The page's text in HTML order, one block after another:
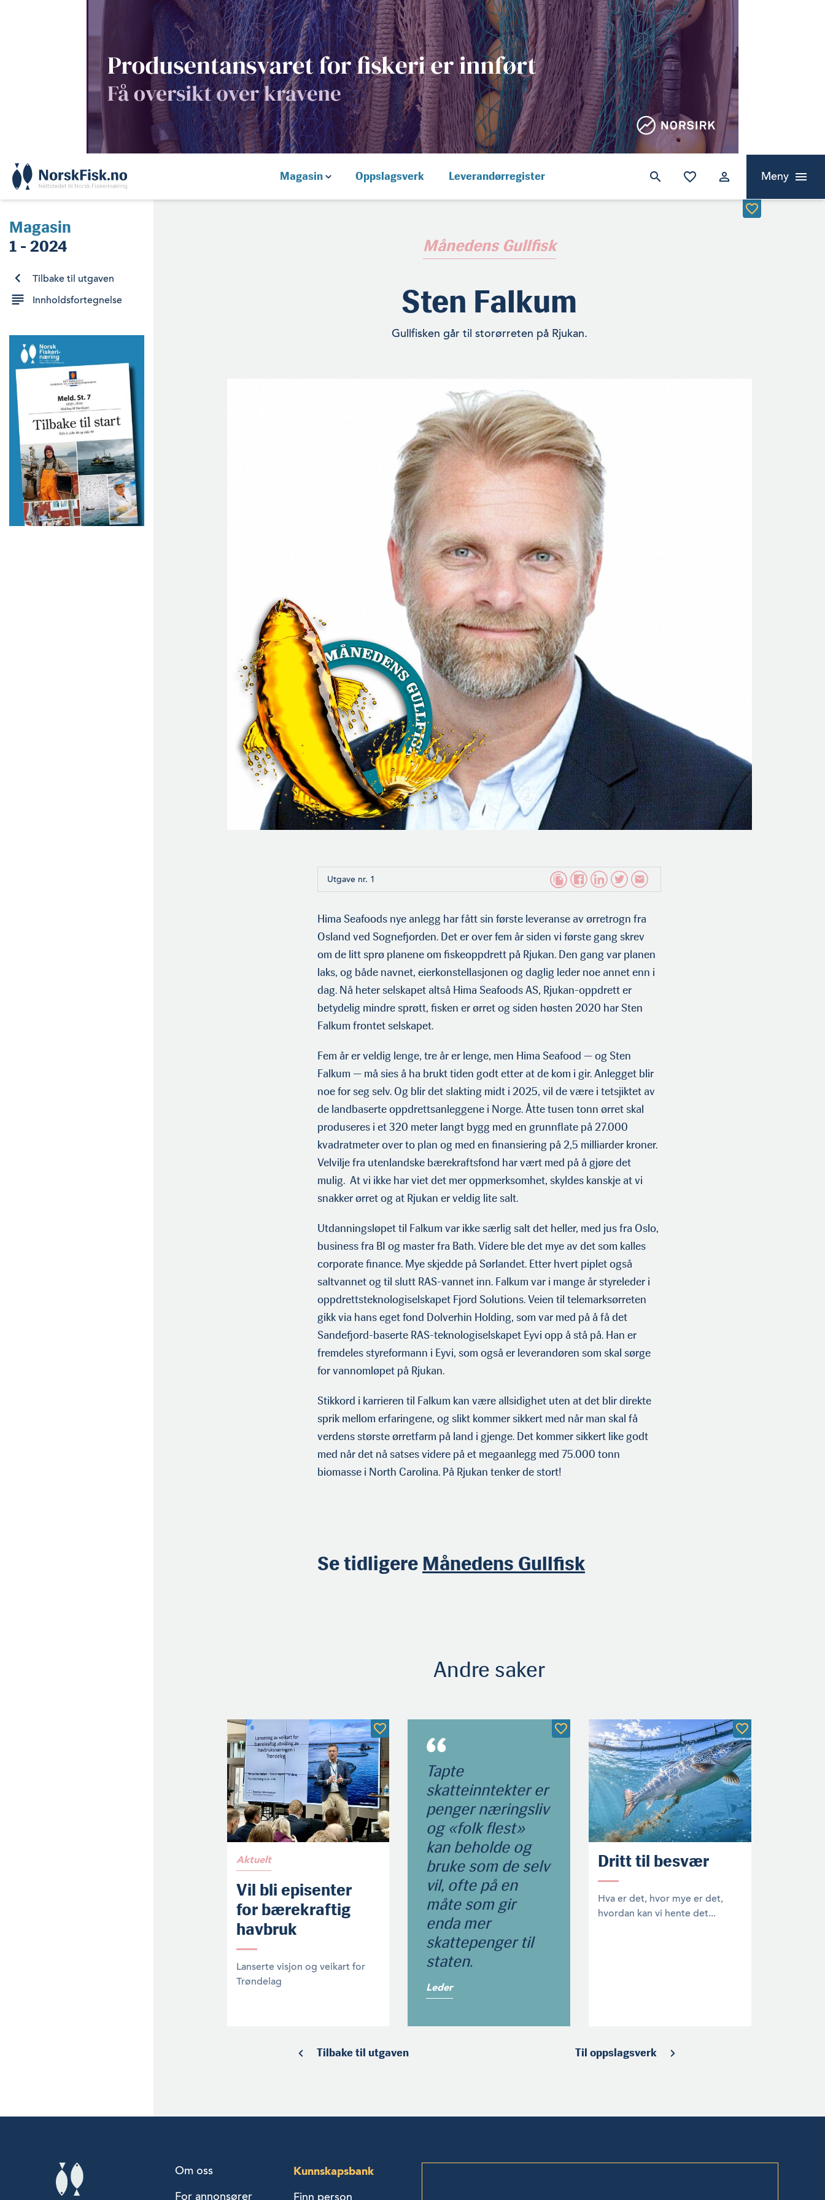
Magasin Oppslagsverk Leverandørregister Meny
Magasin
1 - 2024
Tilbake til utgaven
Innholdsfortegnelse
Månedens Gullfisk
Sten Falkum
Gullfisken går til storørreten på Rjukan.
Utgave nr. 1
Hima Seafoods nye anlegg har fått sin første leveranse av ørretrogn fra
Osland ved Sognefjorden. Det er over fem år siden vi første gang skrev
om de litt sprø planene om fiskeoppdrett på Rjukan. Den gang var planen
laks, og både navnet, eierkonstellasjonen og daglig leder noe annet enn i
dag. Nå heter selskapet altså Hima Seafoods AS, Rjukan-oppdrett er
betydelig mindre sprøtt, fisken er ørret og siden høsten 2020 har Sten
Falkum frontet selskapet.
Fem år er veldig lenge, tre år er lenge, men Hima Seafood — og Sten
Falkum — må sies å ha brukt tiden godt etter at de kom i gir. Anlegget blir
noe for seg selv. Og blir det slakting midt i 2025, vil de være i tetsjiktet av
de landbaserte oppdrettsanleggene i Norge. Åtte tusen tonn ørret skal
produseres i et 320 meter langt bygg med en grunnflate på 27.000
kvadratmeter over to plan og med en finansiering på 2,5 milliarder kroner.
Velvilje fra utenlandske bærekraftsfond har vært med på å gjøre det
mulig. At vi ikke har viet det mer oppmerksomhet, skyldes kanskje at vi
snakker ørret og at Rjukan er veldig lite salt.
Utdanningsløpet til Falkum var ikke særlig salt det heller, med jus fra Oslo,
business fra BI og master fra Bath. Videre ble det mye av det som kalles
corporate finance. Mye skjedde på Sørlandet. Etter hvert piplet også
saltvannet og til slutt RAS-vannet inn. Falkum var i mange år styreleder i
oppdrettsteknologiselskapet Fjord Solutions. Veien til telemarksørreten
gikk via hans eget fond Dolverhin Holding, som var med på å få det
Sandefjord-baserte RAS-teknologiselskapet Eyvi opp å stå på. Han er
fremdeles styreformann i Eyvi, som også er leverandøren som skal sørge
for vannomløpet på Rjukan.
Stikkord i karrieren til Falkum kan være allsidighet uten at det blir direkte
sprik mellom erfaringene, og slikt kommer sikkert med når man skal få
verdens største ørretfarm på land i gjenge. Det kommer sikkert like godt
med når det nå satses videre på et megaanlegg med 75.000 tonn
biomasse i North Carolina. På Rjukan tenker de stort!
Se tidligere Månedens Gullfisk
Andre saker
Aktuelt
Vil bli episenter
for bærekraftig
havbruk
Lanserte visjon og veikart for
Trøndelag
Tapte
skatteinntekter er
penger næringsliv
og «folk flest»
kan beholde og
bruke som de selv
vil, ofte på en
måte som gir
enda mer
skattepenger til
staten.
Leder
Dritt til besvær
Hva er det, hvor mye er det,
hvordan kan vi hente det...
Tilbake til utgaven Til oppslagsverk
Om oss
For annonsører
Kunnskapsbank
Finn person